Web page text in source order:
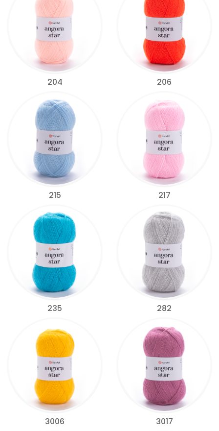
204 206
215 217
235 282
3006 3017